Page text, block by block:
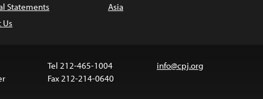
Statements
Us
Asia
Tel 212-465-1004
Fax 212-214-0640
info@cpj.org